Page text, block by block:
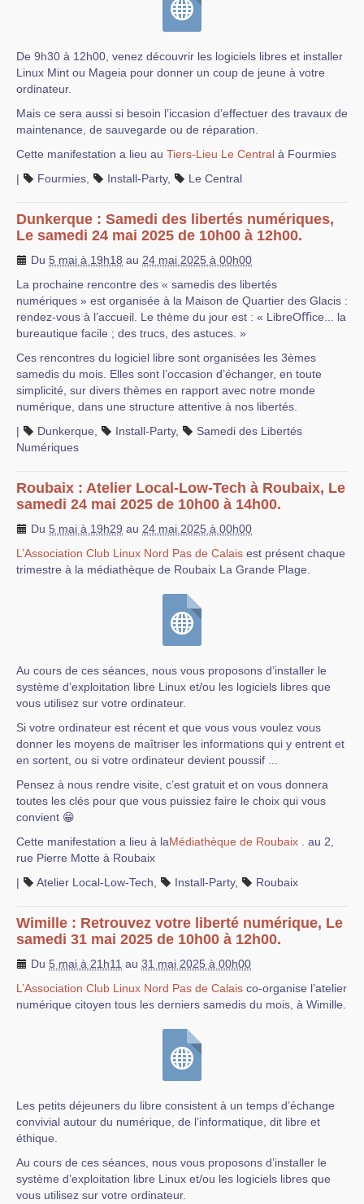
De 9h30 à 12h00, venez découvrir les logiciels libres et installer
Linux Mint ou Mageia pour donner un coup de jeune à votre
ordinateur.
Mais ce sera aussi si besoin l’iccasion d’effectuer des travaux de
maintenance, de sauvegarde ou de réparation.
Cette manifestation a lieu au Tiers-Lieu Le Central à Fourmies
|
Fourmies Install-Party, Le Central
Dunkerque : Samedi des libertés numériques,
Le samedi 24 mai 2025 de 10h00 à 12h00.
Du 5 mai à 19h18 au 24 mai 2025 à 00h00
La prochaine rencontre des « samedis des libertés
numériques » est organisée à la Maison de Quartier des Glacis :
rendez-vous à l’accueil. Le thème du jour est : « LibreOﬃce... la
bureautique facile ; des trucs, des astuces. »
Ces rencontres du logiciel libre sont organisées les 3èmes
samedis du mois. Elles sont l’occasion d’échanger, en toute
simplicité, sur divers thèmes en rapport avec notre monde
numérique, dans une structure attentive à nos libertés.
|
Dunkerque Install-Party,
Samedi des Libertés
Numériques
Roubaix : Atelier Local-Low-Tech à Roubaix, Le
samedi 24 mai 2025 de 10h00 à 14h00.
Du 5 mai à 19h29 au 24 mai 2025 à 00h00
L’Association Club Linux Nord Pas de Calais est présent chaque
trimestre à la médiathèque de Roubaix La Grande Plage.
Au cours de ces séances, nous vous proposons d’installer le
système d’exploitation libre Linux et/ou les logiciels libres que
vous utilisez sur votre ordinateur.
Si votre ordinateur est récent et que vous vous voulez vous
donner les moyens de maîtriser les informations qui y entrent et
en sortent, ou si votre ordinateur devient poussif ...
Pensez à nous rendre visite, c’est gratuit et on vous donnera
toutes les clés pour que vous puissiez faire le choix qui vous
convient 😁
Cette manifestation a lieu à laMédiathèque de Roubaix . au 2,
rue Pierre Motte à Roubaix
|
Atelier Local-Low-Tech Install-Party, Roubaix
Wimille : Retrouvez votre liberté numérique, Le
samedi 31 mai 2025 de 10h00 à 12h00.
Du 5 mai à 21h11 au 31 mai 2025 à 00h00
L’Association Club Linux Nord Pas de Calais co-organise l’atelier
numérique citoyen tous les derniers samedis du mois, à Wimille.
Les petits déjeuners du libre consistent à un temps d’échange
convivial autour du numérique, de l’informatique, dit libre et
éthique.
Au cours de ces séances, nous vous proposons d’installer le
système d’exploitation libre Linux et/ou les logiciels libres que
vous utilisez sur votre ordinateur.